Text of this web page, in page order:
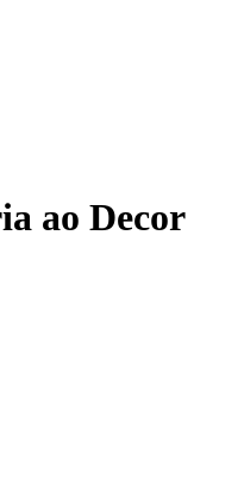
ao Decor